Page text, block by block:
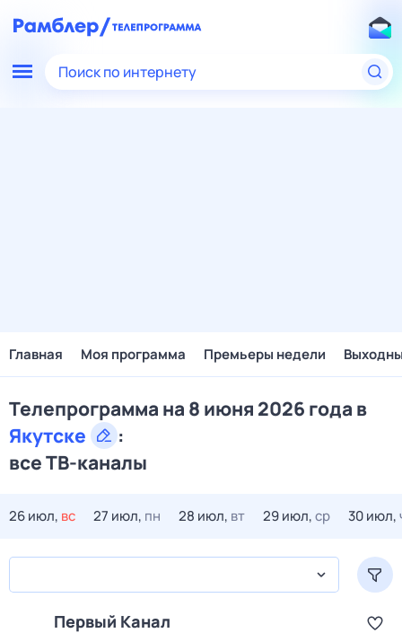
Поиск по интернету
Главная Моя программа Премьеры недели
Телепрограмма на 8 июня 2026 года в
Якутске
:
все ТВ-каналы
26 июл, вс 27 июл, пн 28 июл, вт 29 июл,ср 30 июл,
Первый Канал